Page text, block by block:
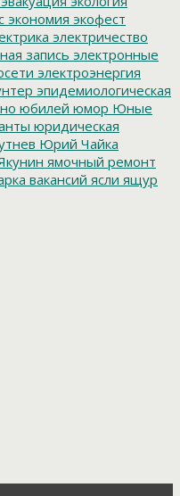
экономия экофест
электричество
запись электронные
электроэнергия
эпидемиологическая
юбилей юмор Юные
юридическая
Юрий Чайка
ямочный ремонт
вакансий ясли ящур